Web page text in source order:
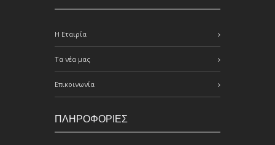
Η Εταιρία
Τα νέα μας
Επικοινωνία
ΠΛΗΡΟΦΟΡΙΕΣ